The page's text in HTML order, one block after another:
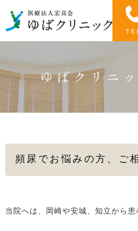
ゆばクリニ
頻尿でお悩みの方、ご
当院へは、岡崎や安城、知立から患